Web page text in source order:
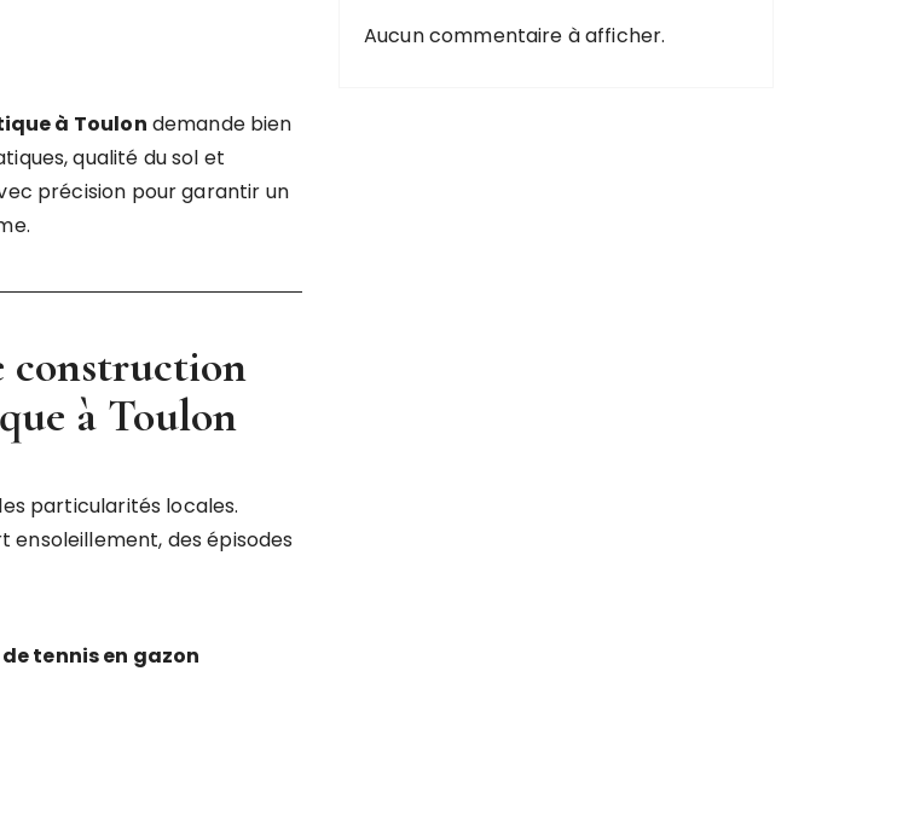
à Toulon demande bien
qualité du sol et
précision pour garantir un
construction
à Toulon
particularités locales.
ensoleillement, des épisodes
tennis en gazon
Aucun commentaire à afficher.